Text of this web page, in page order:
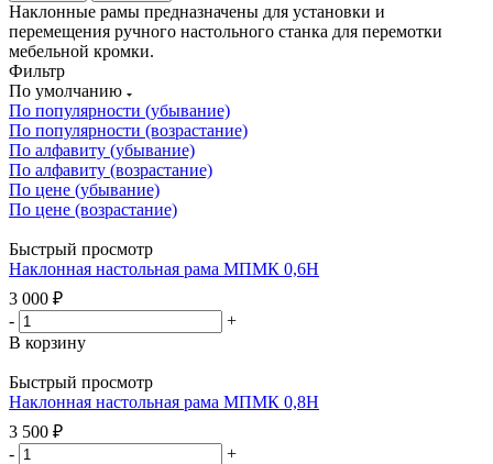
Наклонные рамы предназначены для установки и
перемещения ручного настольного станка для перемотки
мебельной кромки.
Фильтр
По умолчанию
По популярности (убывание)
По популярности (возрастание)
По алфавиту (убывание)
По алфавиту (возрастание)
По цене (убывание)
По цене (возрастание)
Быстрый просмотр
Наклонная настольная рама МПМК 0,6Н
3 000 ₽
-
+
В корзину
Быстрый просмотр
Наклонная настольная рама МПМК 0,8Н
3 500 ₽
-
+